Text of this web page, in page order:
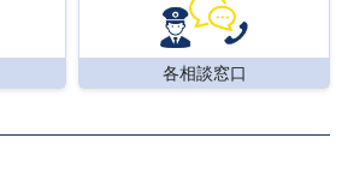
各相談窓口